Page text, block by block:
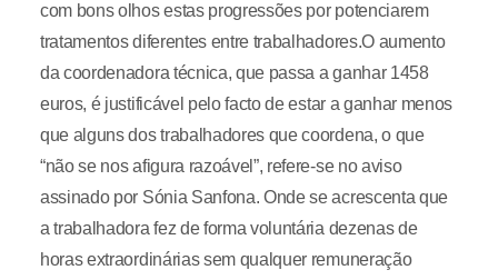
com bons olhos estas progressões por potenciarem
tratamentos diferentes entre trabalhadores.O aumento
da coordenadora técnica, que passa a ganhar 1458
euros, é justificável pelo facto de estar a ganhar menos
que alguns dos trabalhadores que coordena, o que
“não se nos afigura razoável”, refere-se no aviso
assinado por Sónia Sanfona. Onde se acrescenta que
a trabalhadora fez de forma voluntária dezenas de
horas extraordinárias sem qualquer remuneração